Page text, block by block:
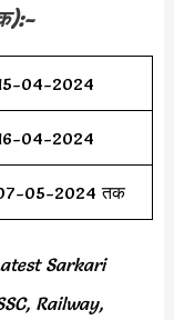
04-2024
04-2024
05-2024 तक
Sarkari
Railway,